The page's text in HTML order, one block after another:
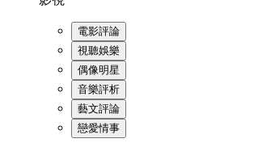
電影評論
視聽娛樂
偶像明星
音樂評析
藝文評論
戀愛情事